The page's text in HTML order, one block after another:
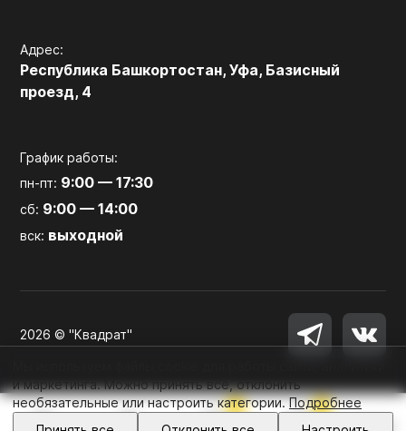
0 0
Войти
Адрес:
Республика Башкортостан, Уфа, Базисный
проезд, 4
График работы:
пн-пт: 9:00 — 17:30
сб: 9:00 — 14:00
вск: выходной
2026 © "Квадрат"
и маркетинга. Можно принять все, отклонить
необязательные или настроить категории.Подробнее